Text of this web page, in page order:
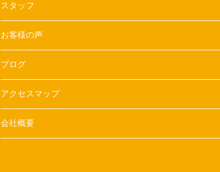
スタッフ
お客様の声
ブログ
アクセスマップ
会社概要